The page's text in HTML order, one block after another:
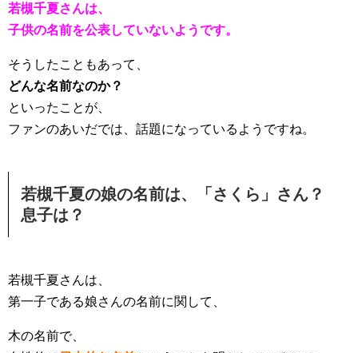
若槻千夏さんは、
子供の名前を公表していないようです。
そうしたこともあって、
どんな名前なのか？
といったことが、
ファンのあいだでは、話題になっているようですね。
若槻千夏の娘の名前は、「さくら」さん？
息子は？
若槻千夏さんは、
第一子である娘さんの名前に関して、
木の名前で、